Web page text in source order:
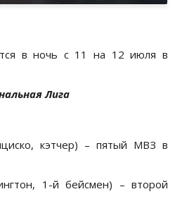
в ночь с 11 на 12 июля в
Лига
кэтчер) – пятый МВЗ в
1-й бейсмен) – второй